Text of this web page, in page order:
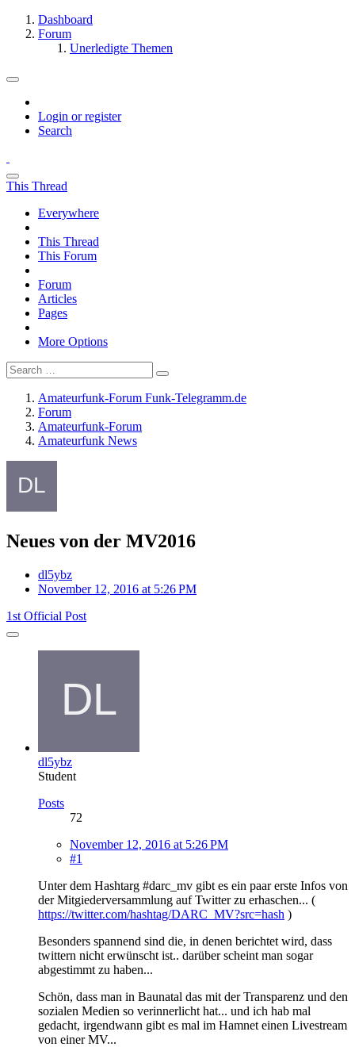
Dashboard
Forum
Unerledigte Themen
Login or register
Search
This Thread
Everywhere
This Thread
This Forum
Forum
Articles
Pages
More Options
Amateurfunk-Forum Funk-Telegramm.de
Forum
Amateurfunk-Forum
Amateurfunk News
Neues von der MV2016
dl5ybz
November 12, 2016 at 5:26 PM
1st Official Post
dl5ybz
Student
Posts
72
November 12, 2016 at 5:26 PM
#1
Unter dem Hashtarg #darc_mv gibt es ein paar erste Infos von
der Mitgiederversammlung auf Twitter zu erhaschen... (
https://twitter.com/hashtag/DARC_MV?src=hash )
Besonders spannend sind die, in denen berichtet wird, dass
twittern nicht erwünscht ist.. darüber scheint man sogar
abgestimmt zu haben...
Schön, dass man in Baunatal das mit der Transparenz und den
sozialen Medien so verinnerlicht hat... und ich hab mal
gedacht, irgendwann gibt es mal im Hamnet einen Livestream
von einer MV...